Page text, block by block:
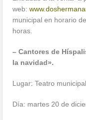
web:
municipal en horario
horas.
– Cantores de
la navidad».
Lugar: Teatro
Día: martes 20 de